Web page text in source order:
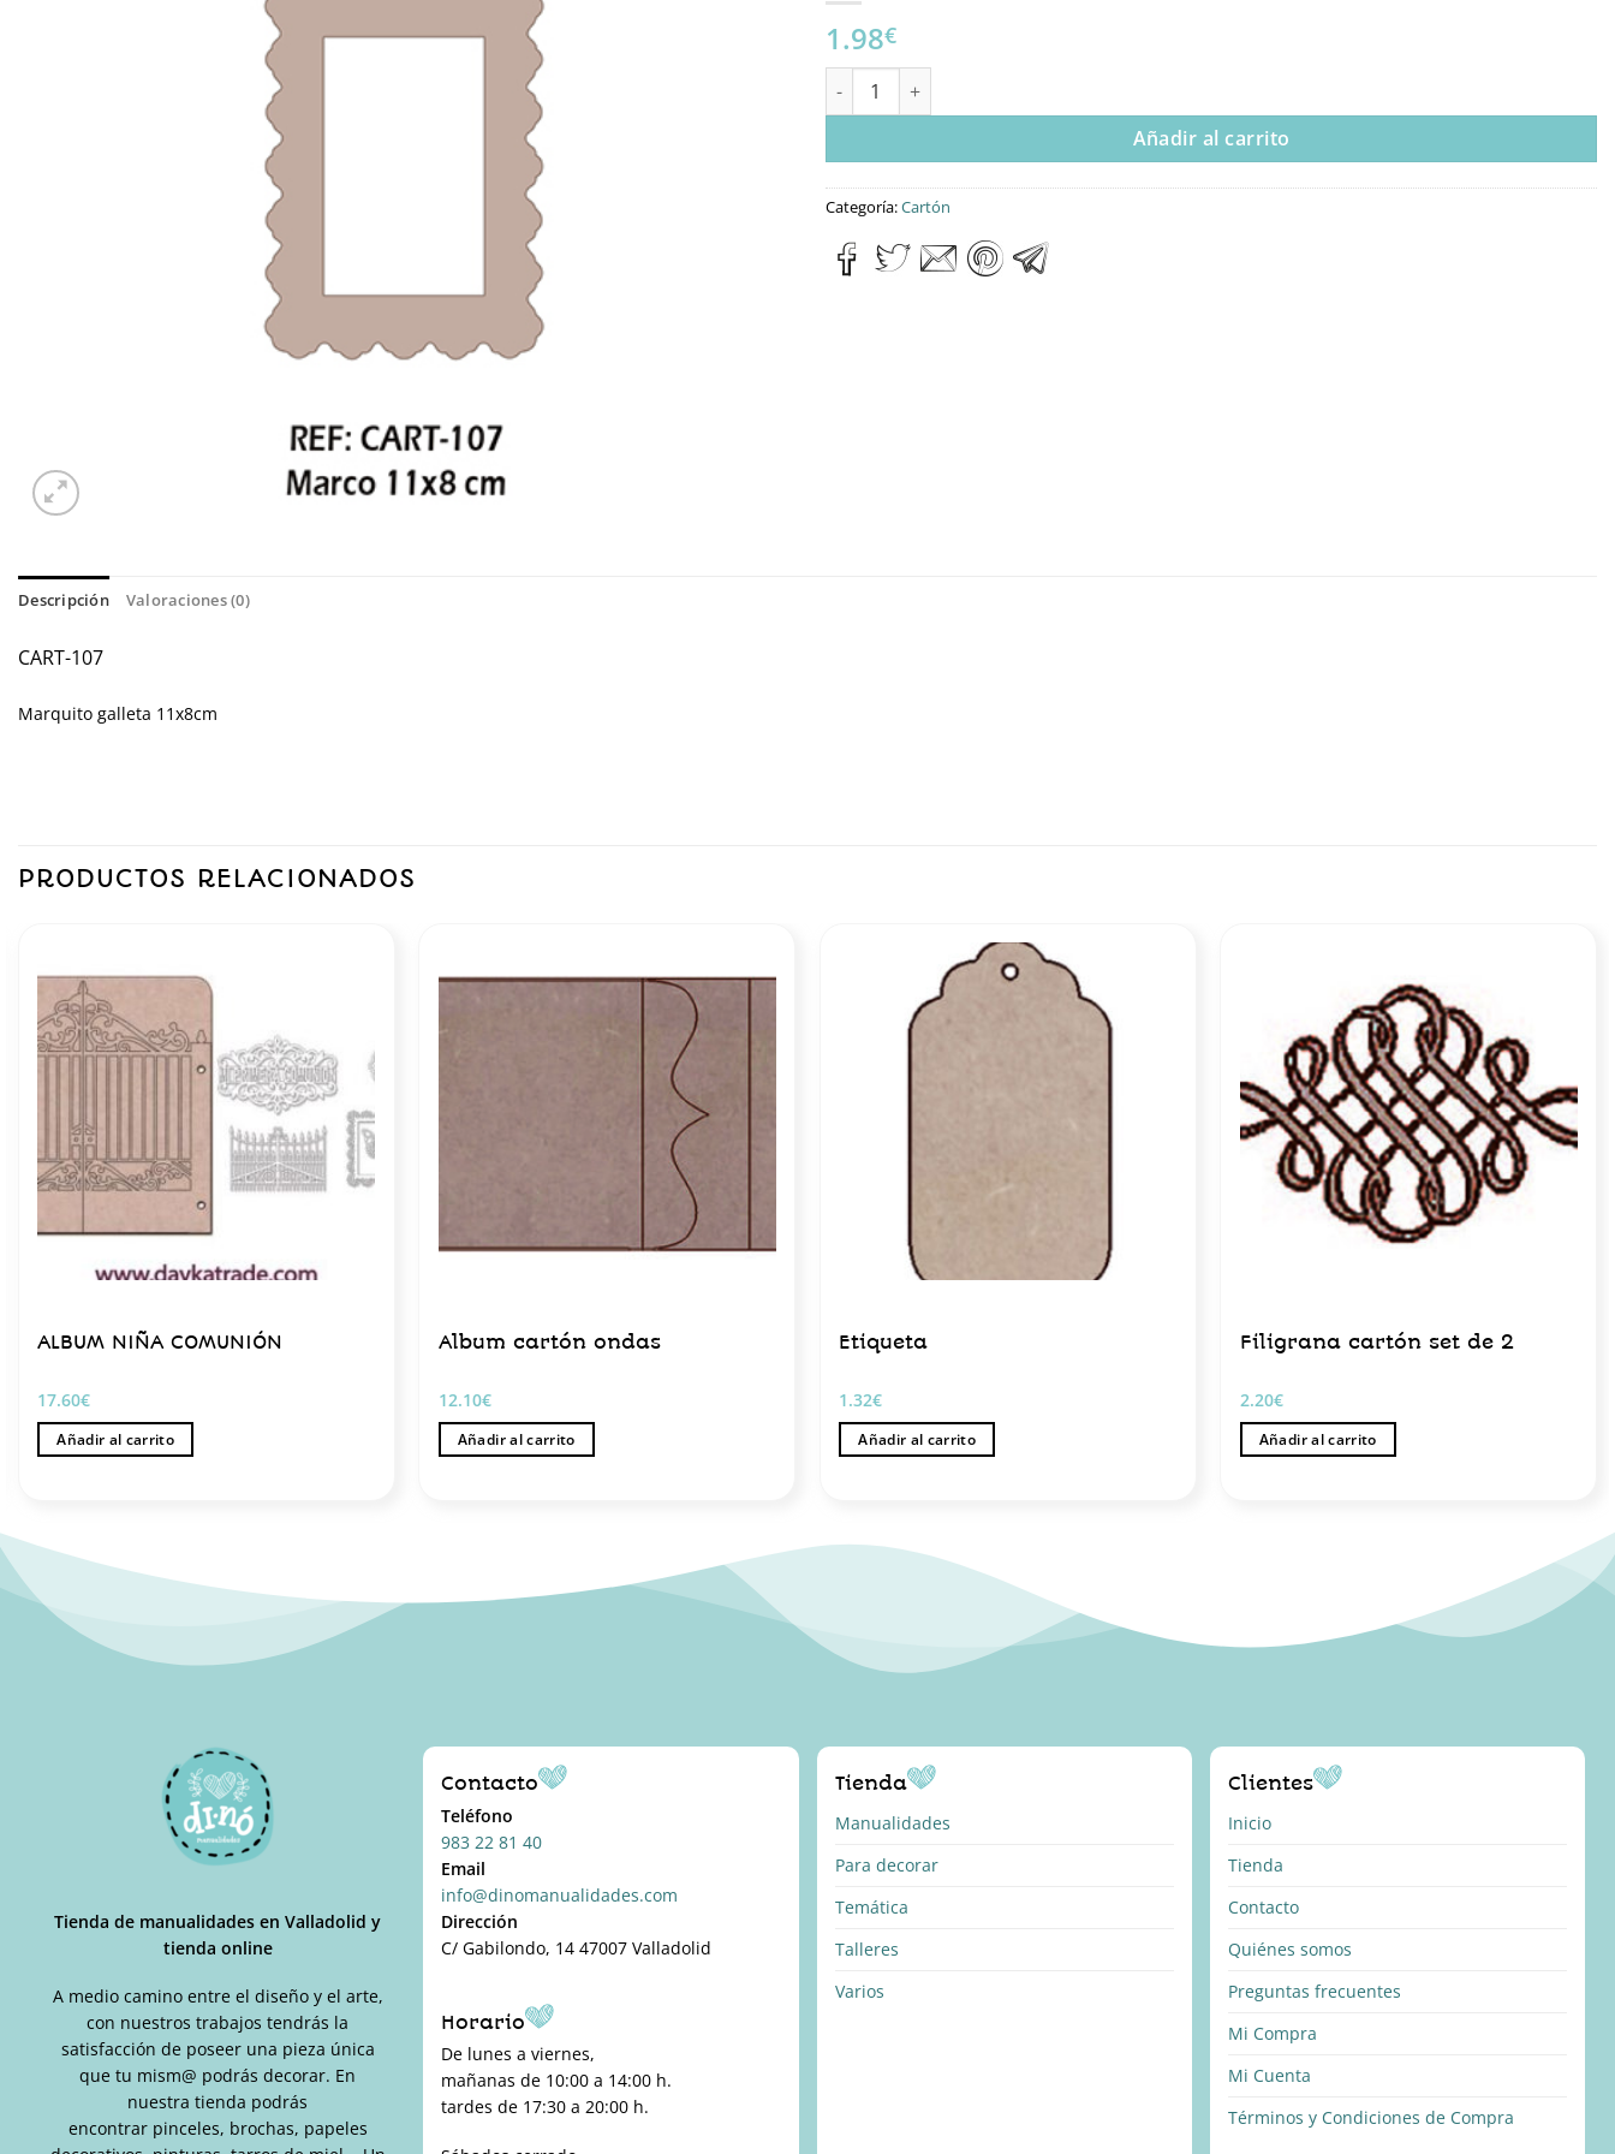
1.98€
Marquito galleta cantidad
Añadir al carrito
Categoría:Cartón
Descripción Valoraciones (0)
CART-107
Marquito galleta 11x8cm
PRODUCTOS RELACIONADOS
ALBUM NIÑA COMUNIÓN
17.60€
Añadir al carrito
Album cartón ondas
12.10€
Añadir al carrito
Etiqueta
1.32€
Añadir al carrito
Filigrana cartón set de 2
2.20€
Añadir al carrito
Tienda de manualidades en Valladolid y
tienda online
A medio camino entre el diseño y el arte,
con nuestros trabajos tendrás la
satisfacción de poseer una pieza única
que tu mism@ podrás decorar. En
nuestra tienda podrás
encontrar pinceles, brochas, papeles
Contacto
Teléfono
983 22 81 40
Email
info@dinomanualidades.com
Dirección
C/ Gabilondo, 14 47007 Valladolid
Horario
De lunes a viernes,
mañanas de 10:00 a 14:00 h.
tardes de 17:30 a 20:00 h.
Tienda
Manualidades
Para decorar
Temática
Talleres
Varios
Clientes
Inicio
Tienda
Contacto
Quiénes somos
Preguntas frecuentes
Mi Compra
Mi Cuenta
Términos y Condiciones de Compra